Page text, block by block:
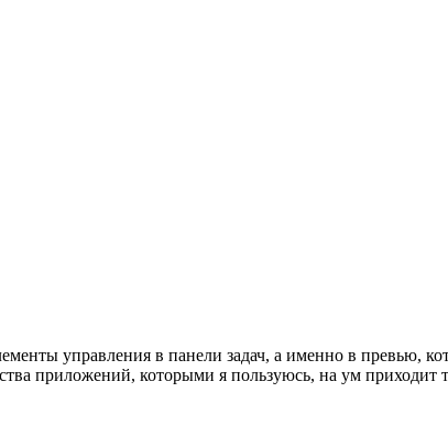
управления в панели задач, а именно в превью,
приложений, которыми я пользуюсь, на ум приходит